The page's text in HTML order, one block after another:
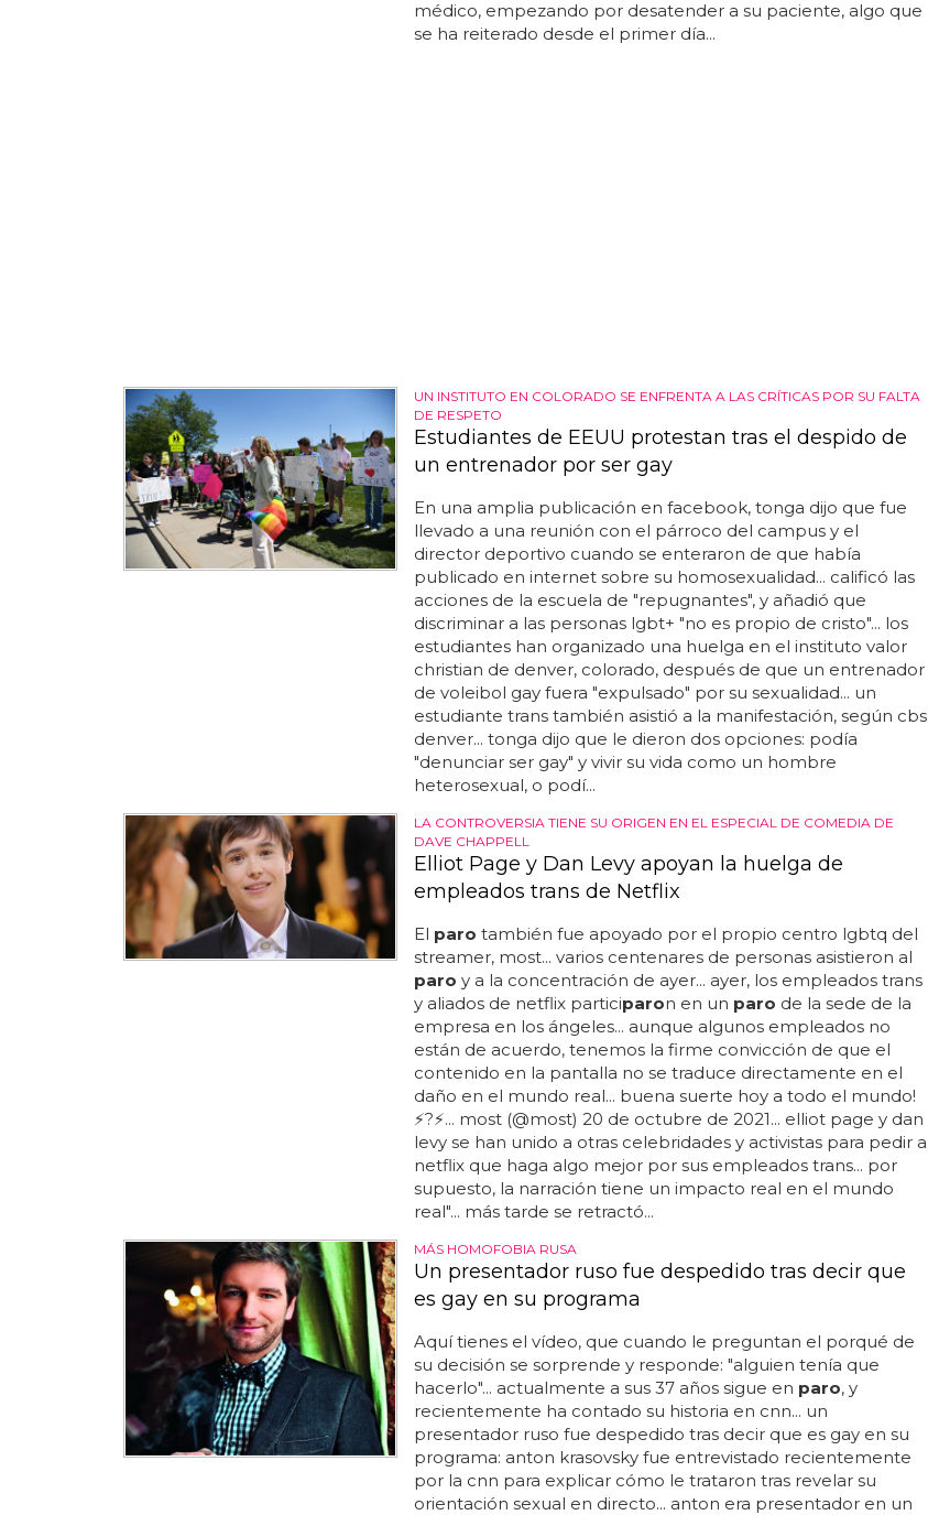
médico, empezando por desatender a su paciente, algo que
se ha reiterado desde el primer día...
UN INSTITUTO EN COLORADO SE ENFRENTA A LAS CRÍTICAS POR SU FALTA
DE RESPETO
Estudiantes de EEUU protestan tras el despido de
un entrenador por ser gay
En una amplia publicación en facebook, tonga dijo que fue
llevado a una reunión con el párroco del campus y el
director deportivo cuando se enteraron de que había
publicado en internet sobre su homosexualidad... calificó las
acciones de la escuela de "repugnantes", y añadió que
discriminar a las personas lgbt+ "no es propio de cristo"... los
estudiantes han organizado una huelga en el instituto valor
christian de denver, colorado, después de que un entrenador
de voleibol gay fuera "expulsado" por su sexualidad... un
estudiante trans también asistió a la manifestación, según cbs
denver... tonga dijo que le dieron dos opciones: podía
"denunciar ser gay" y vivir su vida como un hombre
heterosexual, o podí...
LA CONTROVERSIA TIENE SU ORIGEN EN EL ESPECIAL DE COMEDIA DE
DAVE CHAPPELL
Elliot Page y Dan Levy apoyan la huelga de
empleados trans de Netflix
El paro también fue apoyado por el propio centro lgbtq del
streamer, most... varios centenares de personas asistieron al
paro y a la concentración de ayer... ayer, los empleados trans
y aliados de netflix participaron en un paro de la sede de la
empresa en los ángeles... aunque algunos empleados no
están de acuerdo, tenemos la firme convicción de que el
contenido en la pantalla no se traduce directamente en el
daño en el mundo real... buena suerte hoy a todo el mundo!
⚡️?⚡️... most (@most) 20 de octubre de 2021... elliot page y dan
levy se han unido a otras celebridades y activistas para pedir a
netflix que haga algo mejor por sus empleados trans... por
supuesto, la narración tiene un impacto real en el mundo
real"... más tarde se retractó...
MÁS HOMOFOBIA RUSA
Un presentador ruso fue despedido tras decir que
es gay en su programa
Aquí tienes el vídeo, que cuando le preguntan el porqué de
su decisión se sorprende y responde: "alguien tenía que
hacerlo"... actualmente a sus 37 años sigue en paro, y
recientemente ha contado su historia en cnn... un
presentador ruso fue despedido tras decir que es gay en su
programa: anton krasovsky fue entrevistado recientemente
por la cnn para explicar cómo le trataron tras revelar su
orientación sexual en directo... anton era presentador en un